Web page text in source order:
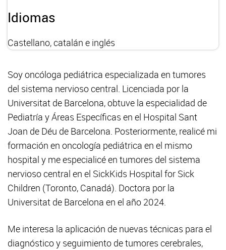
Idiomas
Castellano, catalán e inglés
Soy oncóloga pediátrica especializada en tumores
del sistema nervioso central. Licenciada por la
Universitat de Barcelona, obtuve la especialidad de
Pediatría y Áreas Específicas en el Hospital Sant
Joan de Déu de Barcelona. Posteriormente, realicé mi
formación en oncología pediátrica en el mismo
hospital y me especialicé en tumores del sistema
nervioso central en el SickKids Hospital for Sick
Children (Toronto, Canadá). Doctora por la
Universitat de Barcelona en el año 2024.
Me interesa la aplicación de nuevas técnicas para el
diagnóstico y seguimiento de tumores cerebrales,